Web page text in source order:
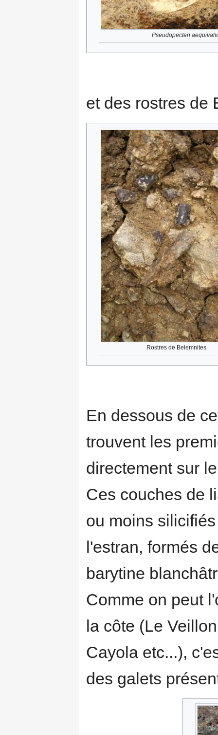
Pseudopecten
et des rostres de
Rostres de Belemnites
En dessous de
trouvent les
directement sur
Ces couches de
ou moins
l'estran, formés
barytine
Comme on peut
la côte (Le
Cayola etc...),
des galets